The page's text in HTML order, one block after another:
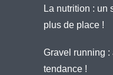
La nutrition : un
plus de place !
Gravel running
tendance !